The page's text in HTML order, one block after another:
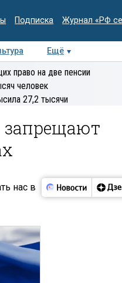
Подписка Журнал «РФ
Ещё
Колумнисты
право на две пенсии
человек
27,2 тысячи
запрещают
нас в